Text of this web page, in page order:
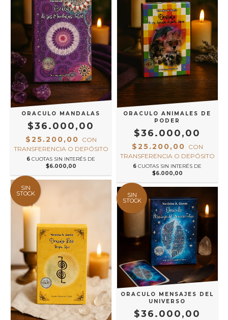
ORACULO MANDALAS
$36.000,00
$25.200,00 CON
TRANSFERENCIA O DEPÓSITO
6 CUOTAS SIN INTERÉS DE
$6.000,00
ORACULO ANIMALES DE
PODER
$36.000,00
$25.200,00 CON
TRANSFERENCIA O DEPÓSITO
6 CUOTAS SIN INTERÉS DE
$6.000,00
SIN
STOCK SIN
STOCK
ORACULO MENSAJES DEL
UNIVERSO
$36.000,00